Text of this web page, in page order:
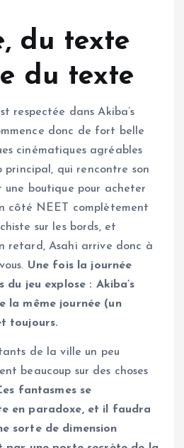
du texte
du texte
respectée dans Akiba’s
donc de fort belle
cinématiques agréables
principal, qui rencontre son
boutique pour acheter
côté NEET complètement
sur les bords, et
retard, Asahi arrive donc à
Une fois la journée
du jeu explose : Akiba’s
la même journée (un
toujours.
de la ville un peu
beaucoup sur des choses
fantasmes se
en paradoxe, et il faudra
sorte de dimension